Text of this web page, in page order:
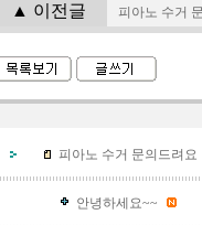
▲ 이전글 피아노 수거
피아노 수거 문의드려요
안녕하세요~~